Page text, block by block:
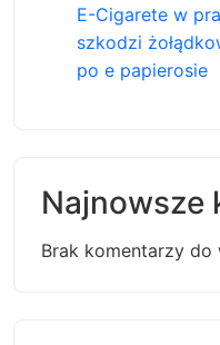
E-Cigarete w
szkodzi
po e papierosie
Najnowsze
Brak komentarzy do